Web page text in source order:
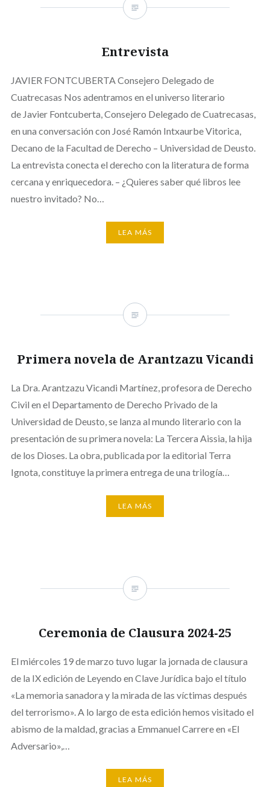
Entrevista
JAVIER FONTCUBERTA Consejero Delegado de
Cuatrecasas Nos adentramos en el universo literario
de Javier Fontcuberta, Consejero Delegado de Cuatrecasas,
en una conversación con José Ramón Intxaurbe Vitorica,
Decano de la Facultad de Derecho – Universidad de Deusto.
La entrevista conecta el derecho con la literatura de forma
cercana y enriquecedora. – ¿Quieres saber qué libros lee
nuestro invitado? No…
LEA MÁS
Primera novela de Arantzazu Vicandi
La Dra. Arantzazu Vicandi Martínez, profesora de Derecho
Civil en el Departamento de Derecho Privado de la
Universidad de Deusto, se lanza al mundo literario con la
presentación de su primera novela: La Tercera Aissia, la hija
de los Dioses. La obra, publicada por la editorial Terra
Ignota, constituye la primera entrega de una trilogía…
LEA MÁS
Ceremonia de Clausura 2024-25
El miércoles 19 de marzo tuvo lugar la jornada de clausura
de la IX edición de Leyendo en Clave Jurídica bajo el título
«La memoria sanadora y la mirada de las víctimas después
del terrorismo». A lo largo de esta edición hemos visitado el
abismo de la maldad, gracias a Emmanuel Carrere en «El
Adversario»,…
LEA MÁS